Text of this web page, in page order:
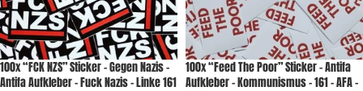
100x “FCK NZS” Sticker – Gegen Nazis –
Antifa Aufkleber – Fuck Nazis – Linke 161
100x “Feed The Poor” Sticker – Antifa
Aufkleber – Kommunismus – 161 – AFA –